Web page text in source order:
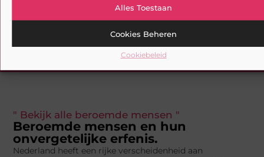
Alles Toestaan
Cookies Beheren
Cookiebeleid
vandaag nog en begin met bloggen.
Praat met ons
" Bekijk alle beroemde mensen "
Beroemde mensen en hun
onvergetelijke erfenis.
Nederland heeft een rijke verscheidenheid aan